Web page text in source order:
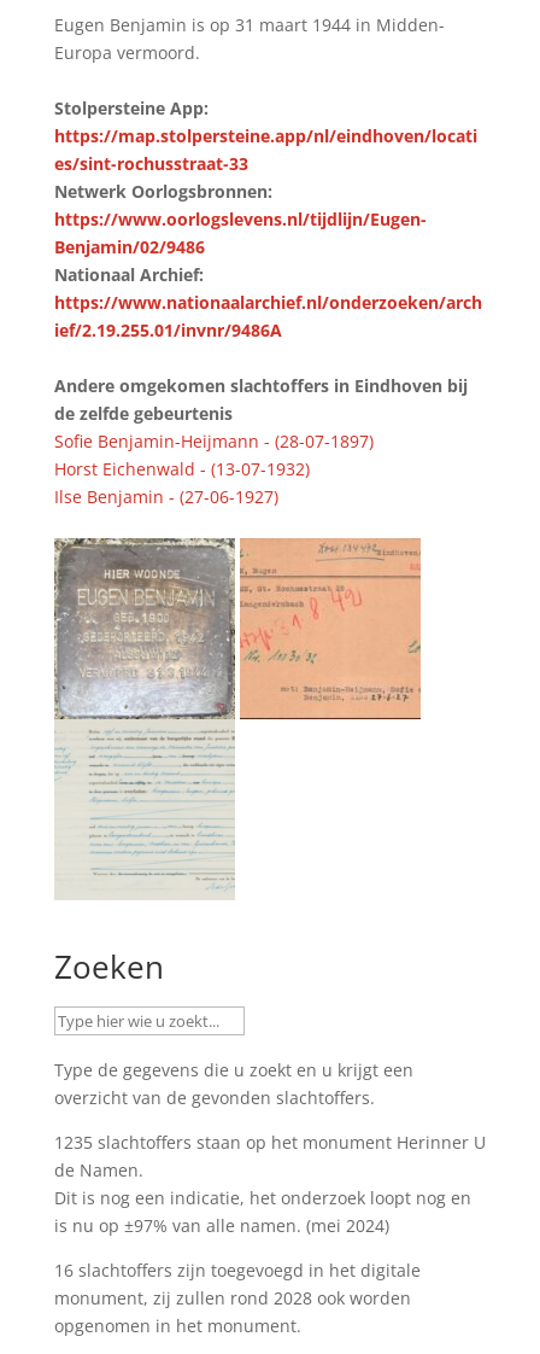
Eugen Benjamin is op 31 maart 1944 in Midden-
Europa vermoord.
Stolpersteine App:
https://map.stolpersteine.app/nl/eindhoven/locati
es/sint-rochusstraat-33
Netwerk Oorlogsbronnen:
https://www.oorlogslevens.nl/tijdlijn/Eugen-
Benjamin/02/9486
Nationaal Archief:
https://www.nationaalarchief.nl/onderzoeken/arch
ief/2.19.255.01/invnr/9486A
Andere omgekomen slachtoffers in Eindhoven bij
de zelfde gebeurtenis
Sofie Benjamin-Heijmann - (28-07-1897)
Horst Eichenwald - (13-07-1932)
Ilse Benjamin - (27-06-1927)
Zoeken
Type de gegevens die u zoekt en u krijgt een
overzicht van de gevonden slachtoffers.
1235 slachtoffers staan op het monument Herinner U
de Namen.
Dit is nog een indicatie, het onderzoek loopt nog en
is nu op ±97% van alle namen. (mei 2024)
16 slachtoffers zijn toegevoegd in het digitale
monument, zij zullen rond 2028 ook worden
opgenomen in het monument.